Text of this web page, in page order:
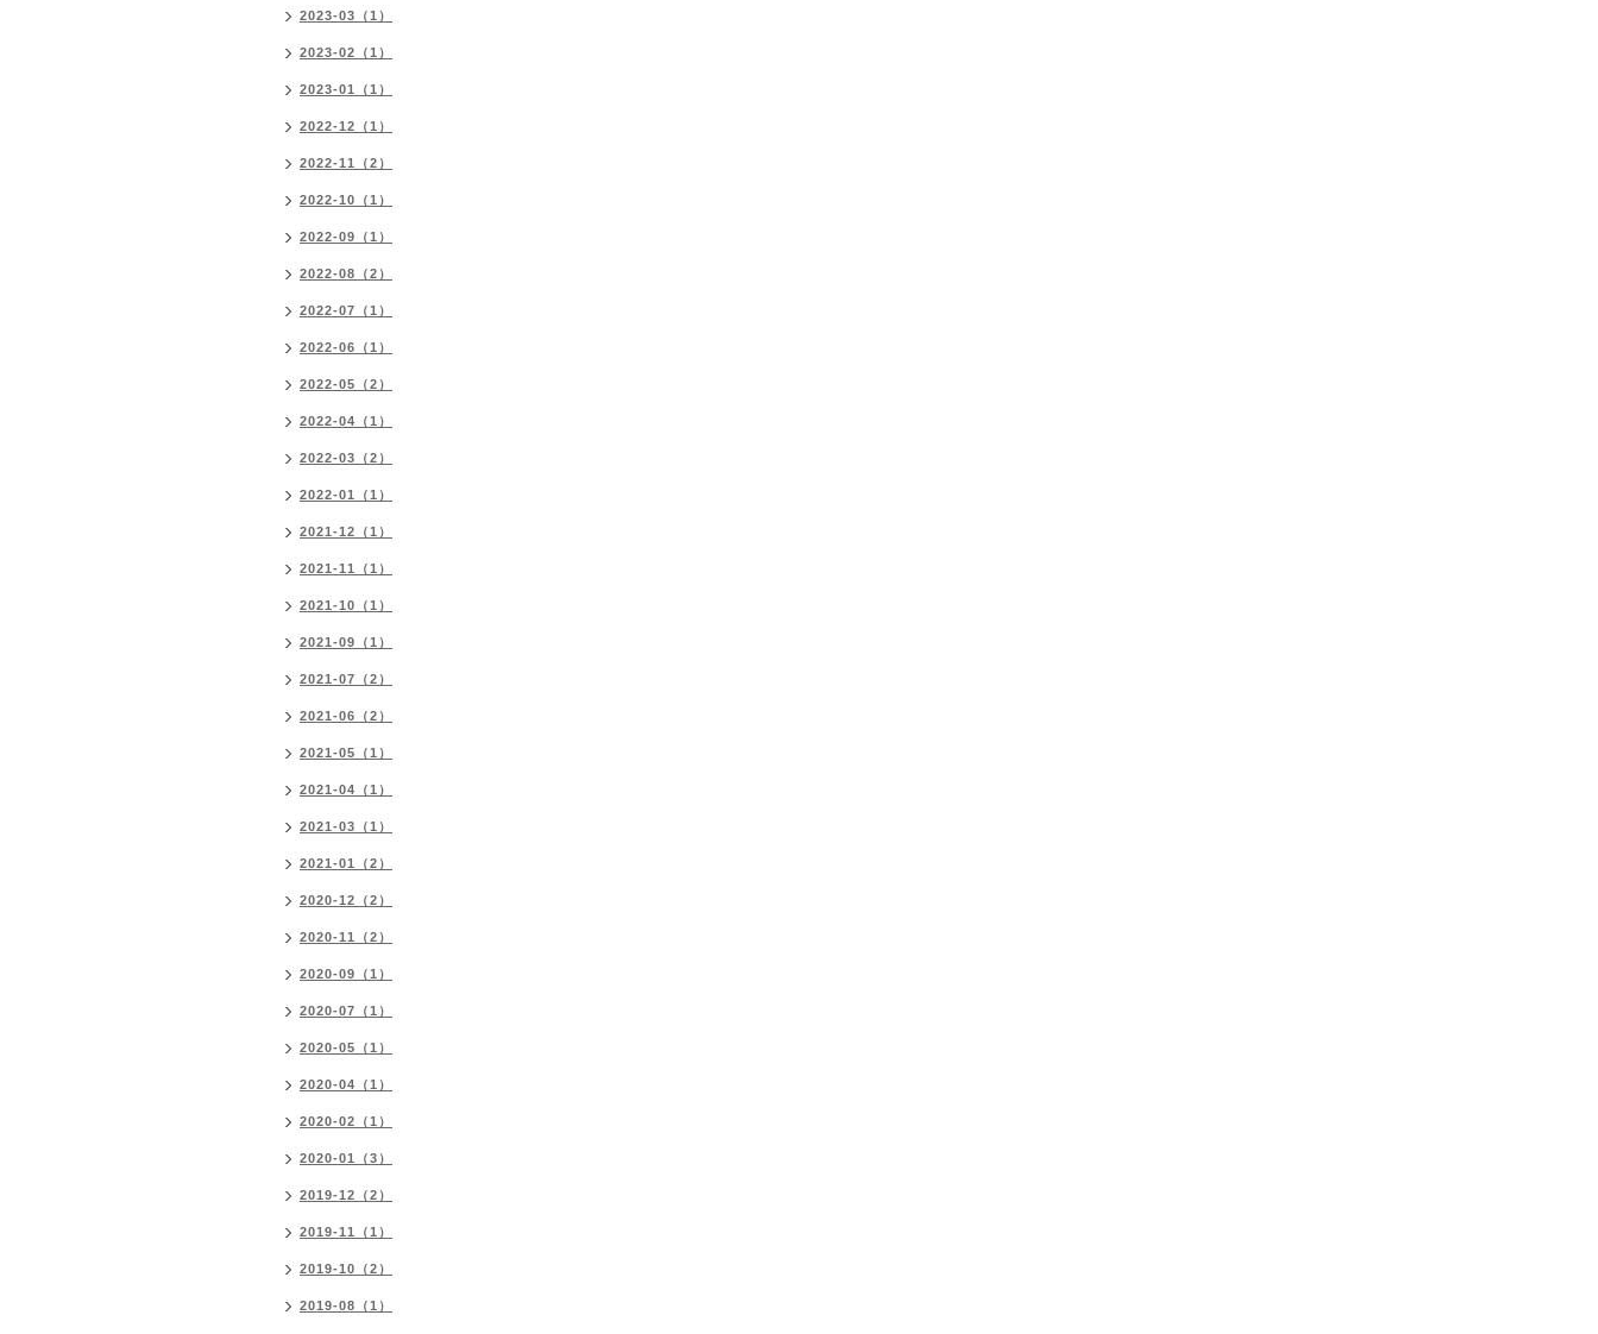
2023-03（1）
2023-02（1）
2023-01（1）
2022-12（1）
2022-11（2）
2022-10（1）
2022-09（1）
2022-08（2）
2022-07（1）
2022-06（1）
2022-05（2）
2022-04（1）
2022-03（2）
2022-01（1）
2021-12（1）
2021-11（1）
2021-10（1）
2021-09（1）
2021-07（2）
2021-06（2）
2021-05（1）
2021-04（1）
2021-03（1）
2021-01（2）
2020-12（2）
2020-11（2）
2020-09（1）
2020-07（1）
2020-05（1）
2020-04（1）
2020-02（1）
2020-01（3）
2019-12（2）
2019-11（1）
2019-10（2）
2019-08（1）